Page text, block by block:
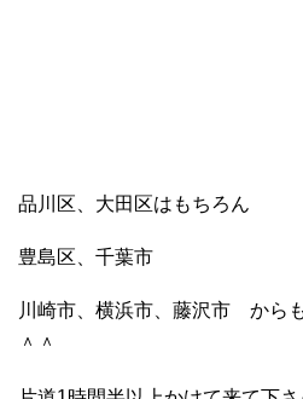
品川区、大田区はもちろん
豊島区、千葉市
川崎市、横浜市、藤沢市 から
＾＾